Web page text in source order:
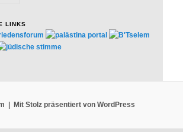
LINKS
Mit Stolz präsentiert von WordPress